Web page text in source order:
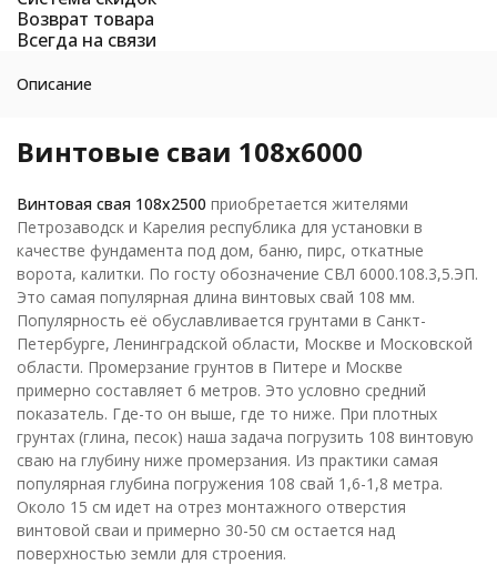
Возврат товара
Всегда на связи
Описание
Винтовые сваи 108х6000
Винтовая свая 108х2500 приобретается жителями
Петрозаводск и Карелия республика для установки в
качестве фундамента под дом, баню, пирс, откатные
ворота, калитки. По госту обозначение СВЛ 6000.108.3,5.ЭП.
Это самая популярная длина винтовых свай 108 мм.
Популярность её обуславливается грунтами в Санкт-
Петербурге, Ленинградской области, Москве и Московской
области. Промерзание грунтов в Питере и Москве
примерно составляет 6 метров. Это условно средний
показатель. Где-то он выше, где то ниже. При плотных
грунтах (глина, песок) наша задача погрузить 108 винтовую
сваю на глубину ниже промерзания. Из практики самая
популярная глубина погружения 108 свай 1,6-1,8 метра.
Около 15 см идет на отрез монтажного отверстия
винтовой сваи и примерно 30-50 см остается над
поверхностью земли для строения.